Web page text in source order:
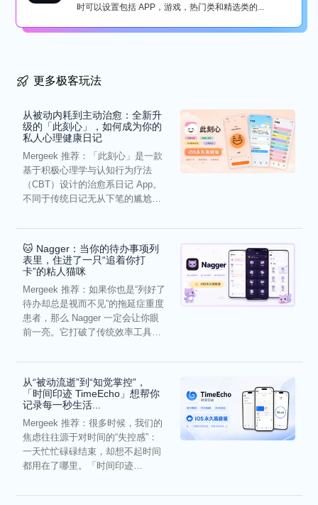
时可以设置包括 APP，游戏，热门类和精选类的...
更多极客玩法
从被动内耗到主动治愈：全新升
级的「此刻心」，如何成为你的
私人心理健康日记
Mergeek 推荐：「此刻心」是一款
基于积极心理学与认知行为疗法
（CBT）设计的治愈系日记 App。
不同于传统日记无从下笔的尴尬，
🐱 Nagger：当你的待办事项列
表里，住进了一只“追着你打
卡”的粘人猫咪
Mergeek 推荐：如果你也是“列好了
待办却总是视而不见”的拖延症重度
患者，那么 Nagger 一定会让你眼
前一亮。它打破了传统效率工具冰
从“被动流逝”到“知觉掌控”，
「时间印迹 TimeEcho」想帮你
记录每一秒生活...
Mergeek 推荐：很多时候，我们的
焦虑往往源于对时间的“失控感”：
一天忙忙碌碌结束，却想不起时间
都用在了哪里。「时间印迹